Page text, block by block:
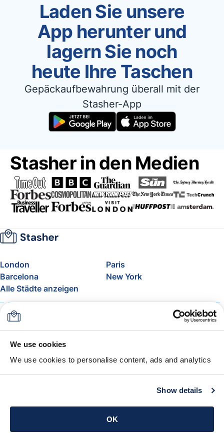
We use cookies
We use cookies to personalise content, ads and analytics
Show details
OK
Laden Sie unsere
App herunter und
lagern Sie noch
heute Ihre Taschen
Gepäckaufbewahrung überall mit der
Stasher-App
Stasher in den Medien
London
Paris
Barcelona
New York
Alle Städte anzeigen
Über uns
FAQ
Support
Blog
Freigepäck bei Airlines
Die Stasher-Garantie
AGB
App holen